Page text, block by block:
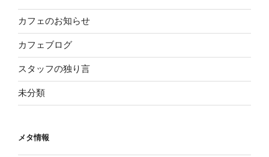
カフェのお知らせ
カフェブログ
スタッフの独り言
未分類
メタ情報